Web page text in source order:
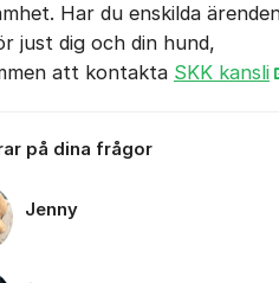
Har du enskilda
just dig och din hund,
att kontakta SKK kansli
på dina frågor
Jenny